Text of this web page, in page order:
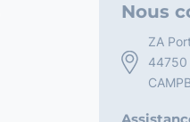
Nous
ZA
44750